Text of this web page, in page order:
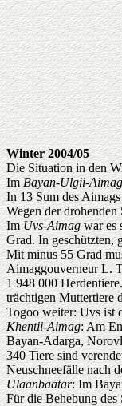
Winter 2004/05
Die Situation in den
ImBayan-Ulgii-Aimag
In 13 Sum des
Wegen der
ImUvs-Aimagwar es
Grad. In geschützten,
Mit minus 55 Grad
Aimaggouverneur L.
1 948 000
trächtigen Muttertiere
Togoo weiter: Uvs ist
Khentii-Aimag: Am
Bayan-Adarga,
340 Tiere sind
Neuschneefälle nach
Ulaanbaatar: Im
Für die Behebung